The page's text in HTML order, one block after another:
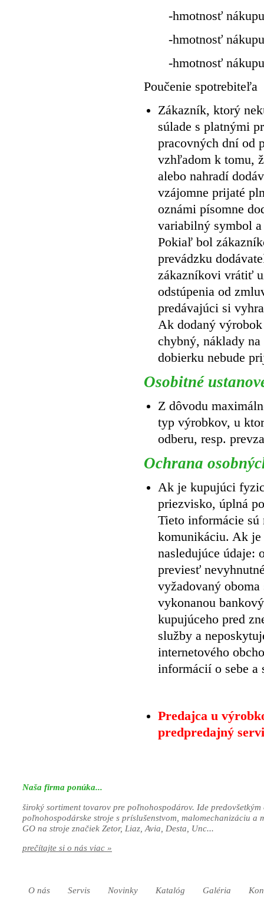
-hmotnosť nákupu
-hmotnosť nákupu
-hmotnosť
Poučenie spotrebiteľa
Zákazník, ktorý
súlade s platnými
pracovných dní od
vzhľadom k tomu,
alebo nahradí
vzájomne prijaté
oznámi písomne
variabilný symbol
Pokiaľ bol
prevádzku
zákazníkovi vrátiť
odstúpenia od
predávajúci si
Ak dodaný
chybný, náklady
dobierku nebude
Osobitné
Z dôvodu
typ výrobkov, u
odberu, resp.
Ochrana
Ak je kupujúci
priezvisko, úplná
Tieto informácie sú
komunikáciu. Ak je
nasledujúce údaje:
previesť
vyžadovaný
vykonanou
kupujúceho pred
služby a
internetového
informácií o sebe a
Predajca u
predpredajný
Naša firma ponúka...
široký sortiment tovarov pre poľnohospodárov. Ide
poľnohospodárske stroje s príslušenstvom, malomechanizáciu a
GO na stroje značiek Zetor, Liaz, Avia, Desta, Unc...
prečítajte si o nás viac »
O nás Servis Novinky Katalóg Galéria